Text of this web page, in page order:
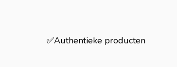
✅Authentieke producten